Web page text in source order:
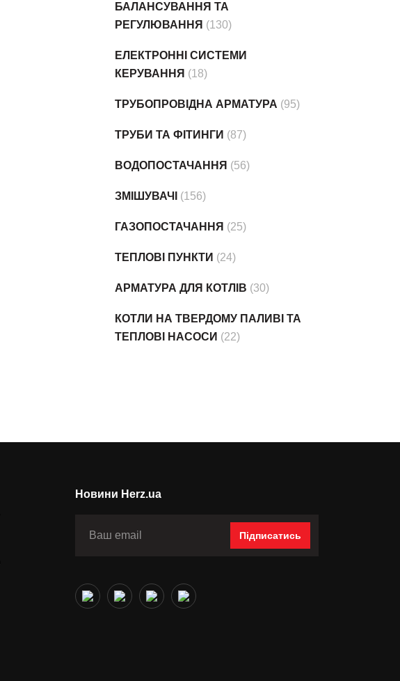
БАЛАНСУВАННЯ ТА
РЕГУЛЮВАННЯ (130)
ЕЛЕКТРОННІ СИСТЕМИ
КЕРУВАННЯ (18)
ТРУБОПРОВІДНА АРМАТУРА (95)
ТРУБИ ТА ФІТИНГИ (87)
ВОДОПОСТАЧАННЯ (56)
ЗМІШУВАЧІ (156)
ГАЗОПОСТАЧАННЯ (25)
ТЕПЛОВІ ПУНКТИ (24)
АРМАТУРА ДЛЯ КОТЛІВ (30)
КОТЛИ НА ТВЕРДОМУ ПАЛИВІ ТА
ТЕПЛОВІ НАСОСИ (22)
Новини Herz.ua
Підписатись